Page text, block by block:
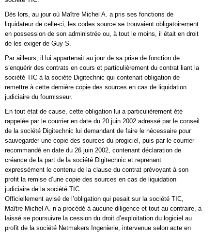
Dès lors, au jour où Maître Michel A. a pris ses fonctions de
liquidateur de celle-ci, les codes source se trouvaient obligatoirement
en possession de son administrée ou, à tout le moins, il était en droit
de les exiger de Guy S.
Par ailleurs, il lui appartenait au jour de sa prise de fonction de
s’enquérir des contrats en cours et particulièrement du contrat liant la
société TIC à la société Digitechnic qui contenait obligation de
remettre à cette dernière copie des sources en cas de liquidation
judiciaire du fournisseur.
En tout état de cause, cette obligation lui a particulièrement été
rappelée par le courrier en date du 20 juin 2002 adressé par le conseil
de la société Digitechnic lui demandant de faire le nécessaire pour
sauvegarder une copie des sources du progiciel, puis par le courrier
recommandé en date du 26 juin 2002, contenant déclaration de
créance de la part de la société Digitechnic et reprenant
expressément le contenu de la clause du contrat prévoyant à son
profit la remise d’une copie des sources en cas de liquidation
judiciaire de la société TIC.
Officiellement avisé de l’obligation qui pesait sur la société TIC,
Maître Michel A. n’a procédé à aucune diligence et tout au contraire, a
laissé se poursuivre la cession du droit d’exploitation du logiciel au
profit de la société Netmakers Ingenierie, intervenue selon acte en